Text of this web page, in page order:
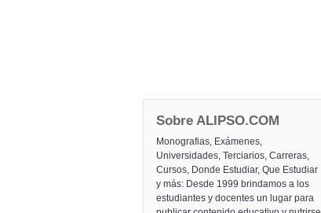
Sobre ALIPSO.COM
Monografias, Exámenes,
Universidades, Terciarios, Carreras,
Cursos, Donde Estudiar, Que Estudiar
y más: Desde 1999 brindamos a los
estudiantes y docentes un lugar para